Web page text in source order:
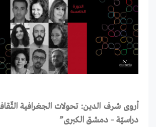
أروى شرف الدين: تحولات الجغرافية
دراسيّة – دمشق الكبرى”